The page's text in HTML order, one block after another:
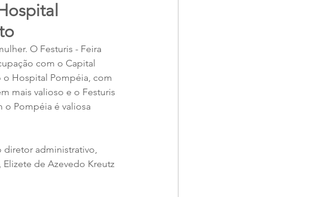
O Festuris - Feira
com o Capital
o Hospital Pompéia, com
mais valioso e o Festuris
o Pompéia é valiosa
diretor administrativo,
de Azevedo Kreutz